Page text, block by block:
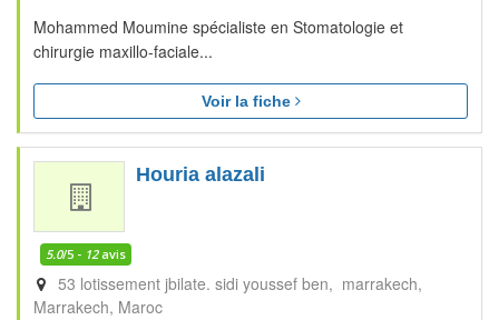
Mohammed Moumine spécialiste en Stomatologie et
chirurgie maxillo-faciale...
Voir la fiche
Houria alazali
5.0/5 - 12avis
53 lotissement jbilate. sidi youssef ben, marrakech
Marrakech Maroc